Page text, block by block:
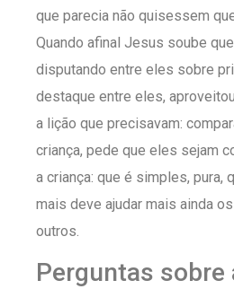
que parecia não quisessem
Quando afinal Jesus soube
disputando entre eles sobre
destaque entre eles,
a lição que precisavam:
criança, pede que eles sejam
a criança: que é simples, pura,
mais deve ajudar mais ainda os
outros.
Perguntas sobre